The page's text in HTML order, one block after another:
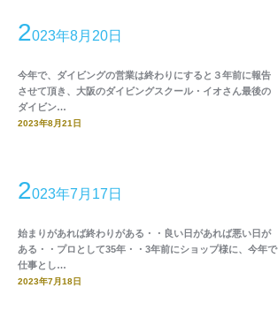
2023年8月20日
今年で、ダイビングの営業は終わりにすると３年前に報告
させて頂き、大阪のダイビングスクール・イオさん最後の
ダイビン…
2023年8月21日
2023年7月17日
始まりがあれば終わりがある・・良い日があれば悪い日が
ある・・プロとして35年・・3年前にショップ様に、今年で
仕事とし…
2023年7月18日